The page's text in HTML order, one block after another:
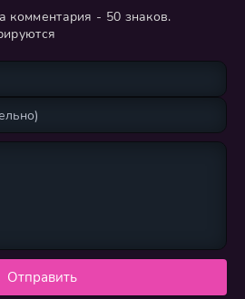
комментария - 50 знаков.
Отправить